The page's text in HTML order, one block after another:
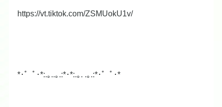
https://vt.tiktok.com/ZSMUokU1v/
*･゜ﾟ･*:.｡..｡.:*･*:.｡. .｡.:*･゜ﾟ･*